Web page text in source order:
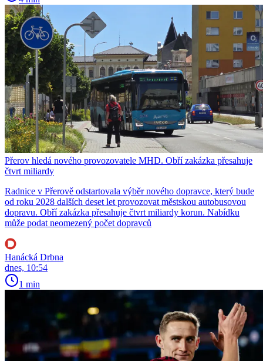
Přerov hledá nového provozovatele MHD. Obří zakázka přesahuje
čtvrt miliardy
Radnice v Přerově odstartovala výběr nového dopravce, který bude
od roku 2028 dalších deset let provozovat městskou autobusovou
dopravu. Obří zakázka přesahuje čtvrt miliardy korun. Nabídku
může podat neomezený počet dopravců
Hanácká Drbna
dnes, 10:54
1 min